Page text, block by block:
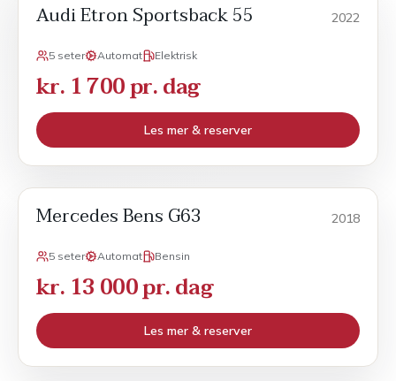
Audi Etron Sportsback 55 2022
5 seter Automat Elektrisk
kr. 1 700 pr. dag
Les mer & reserver
Mercedes Bens G63 2018
5 seter Automat Bensin
kr. 13 000 pr. dag
Les mer & reserver